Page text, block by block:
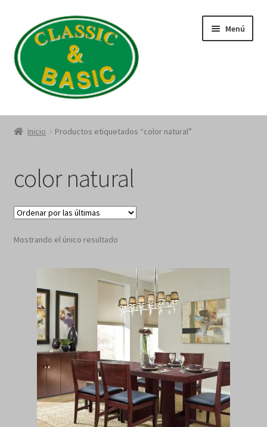
Saltar
navegación
al
contenido
Menú
Catálogo
Política de Privacidad
Términos y Condiciones
Inicio Productos etiquetados “color natural”
color natural
Mostrando el único resultado